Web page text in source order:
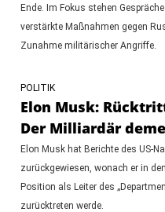
Ende. Im Fokus stehen
verstärkte Maßnahmen gegen
Zunahme militärischer Angriffe.
POLITIK
Elon Musk:
Der Milliardär
Elon Musk hat Berichte des US-
zurückgewiesen, wonach er in
Position als Leiter des
zurücktreten werde.